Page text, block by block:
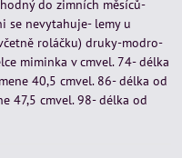
do zimních měsíců-
se nevytahuje- lemy u
roláčku) druky-modro-
miminka v cmvel. 74- délka
40,5 cmvel. 86- délka od
47,5 cmvel. 98- délka od